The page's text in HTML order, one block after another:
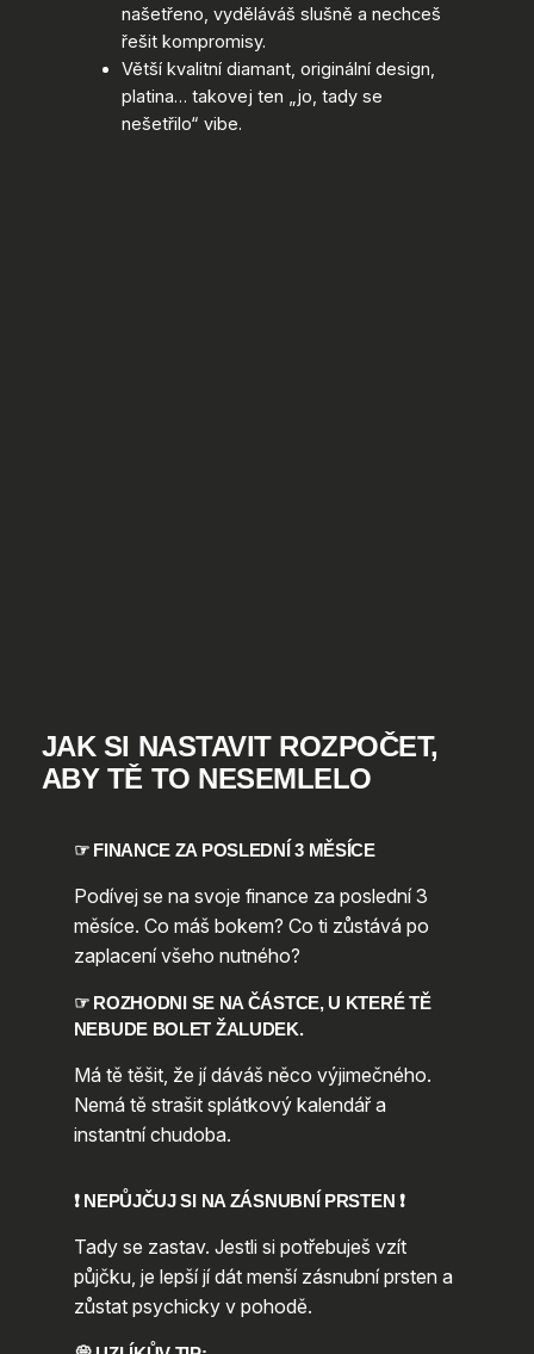
našetřeno, vyděláváš slušně a nechceš
řešit kompromisy.
Větší kvalitní diamant, originální design,
platina… takovej ten „jo, tady se
nešetřilo“ vibe.
JAK SI NASTAVIT ROZPOČET,
ABY TĚ TO NESEMLELO
☞ FINANCE ZA POSLEDNÍ 3 MĚSÍCE
Podívej se na svoje finance za poslední 3
měsíce. Co máš bokem? Co ti zůstává po
zaplacení všeho nutného?
☞ ROZHODNI SE NA ČÁSTCE, U KTERÉ TĚ
NEBUDE BOLET ŽALUDEK.
Má tě těšit, že jí dáváš něco výjimečného.
Nemá tě strašit splátkový kalendář a
instantní chudoba.
❗ NEPŮJČUJ SI NA ZÁSNUBNÍ PRSTEN ❗
Tady se zastav. Jestli si potřebuješ vzít
půjčku, je lepší jí dát menší zásnubní prsten a
zůstat psychicky v pohodě.